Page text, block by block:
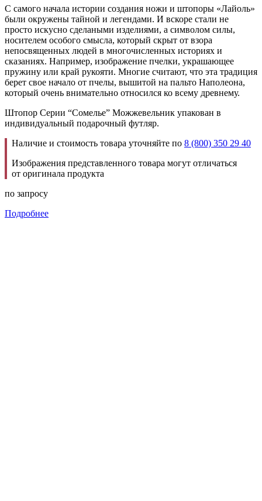
С самого начала истории создания ножи и штопоры «Лайоль»
были окружены тайной и легендами. И вскоре стали не
просто искусно сделаными изделиями, а символом силы,
носителем особого смысла, который скрыт от взора
непосвященных людей в многочисленных историях и
сказаниях. Например, изображение пчелки, украшающее
пружину или край рукояти. Многие считают, что эта традиция
берет свое начало от пчелы, вышитой на пальто Наполеона,
который очень внимательно относился ко всему древнему.
Штопор Серии “Сомелье” Можжевельник упакован в
индивидуальный подарочный футляр.
Наличие и стоимость товара уточняйте по 8 (800) 350 29 40
Изображения представленного товара могут отличаться
от оригинала продукта
по запросу
Подробнее